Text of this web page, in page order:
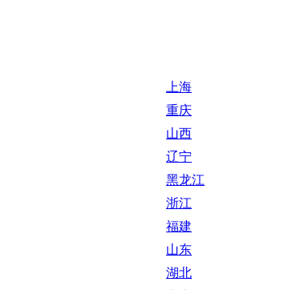
上海
重庆
山西
辽宁
黑龙江
浙江
福建
山东
湖北